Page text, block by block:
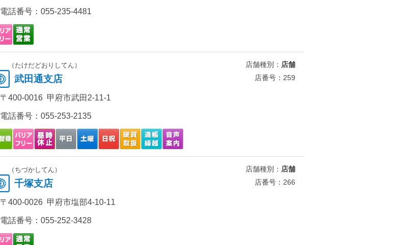
電話番号： 055-235-4481
（たけだどおりしてん）
武田通支店
店舗種別： 店舗
店番号：259
〒400-0016 甲府市武田2-11-1
電話番号： 055-253-2135
（ちづかしてん）
千塚支店
店舗種別： 店舗
店番号：266
〒400-0026 甲府市塩部4-10-11
電話番号： 055-252-3428